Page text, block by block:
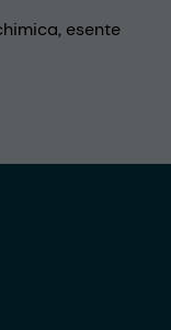
esente